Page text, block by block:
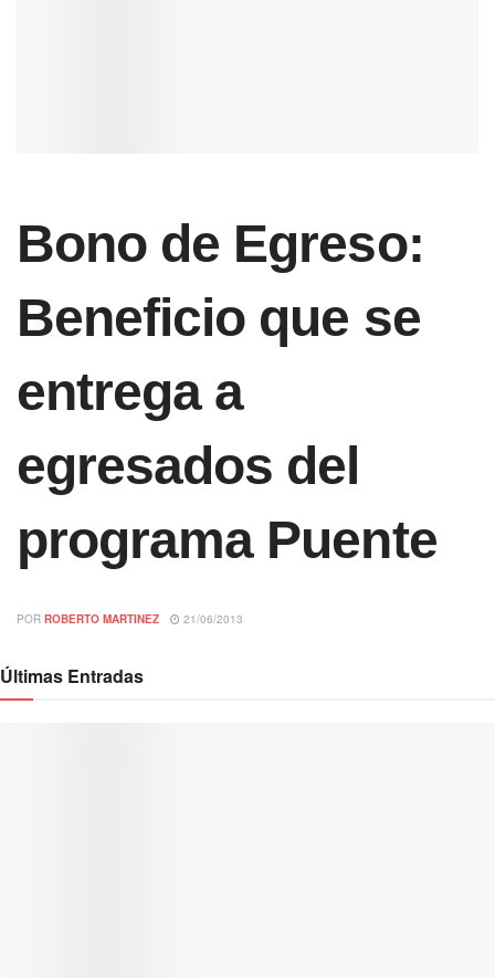
Bono de Egreso:
Beneficio que se
entrega a
egresados del
programa Puente
POR ROBERTO MARTINEZ 21/06/2013
Últimas Entradas